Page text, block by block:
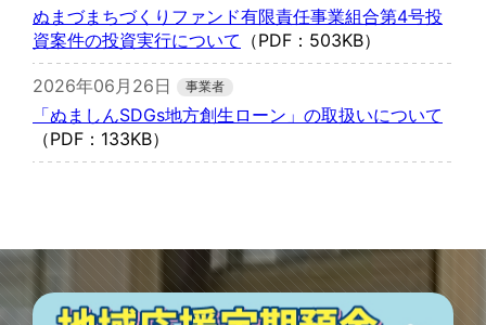
ぬまづまちづくりファンド有限責任事業組合第4号投
資案件の投資実行について （PDF：503KB）
2026年06月26日
「ぬましんSDGs地方創生ローン」の取扱いについて
（PDF：133KB）